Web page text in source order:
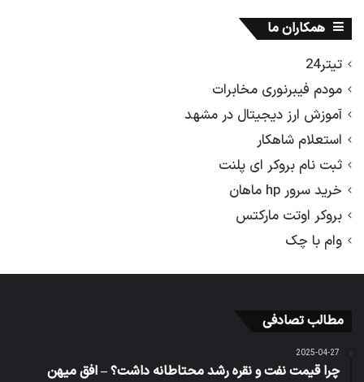
همکاران ما
تیتر24
مودم فیبرنوری مخابرات
آموزش ارز دیجیتال در مشهد
استعلام شاهکار
ثبت نام بروکر ای پلنت
خرید سرور hp ماهان
بروکر اوتت مارکتس
وام با چک
مطالب تصادفی
2025-04-27
چرا قیمت نفت و نقره رشد محتاطانه داشت؟ – افق میهن